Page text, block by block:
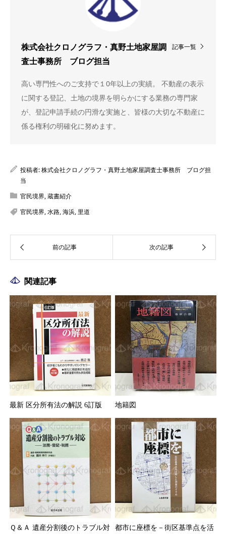
記事一覧
株式会社クロノグラフ・真野土地家屋調
査士事務所 ブログ担当
高い専門性へのご支持で１0年以上の実績。 不動産の表示
に関する登記、土地の境界を明らかにする業務の専門家
が、登記申請手続の円滑な実施と、皆様の大切な不動産に
係る権利の明確化に努めます。
投稿者:株式会社クロノグラフ・真野土地家屋調査士事務所 ブログ担
当
官民境界,蔵書紹介
官民境界,水路,海浜, 里道
関連記事
最新 区分所有法の解説 6訂版 地籍図
Ｑ＆Ａ 遺産分割後のトラブル対 都市に座標を－街区基準点を活